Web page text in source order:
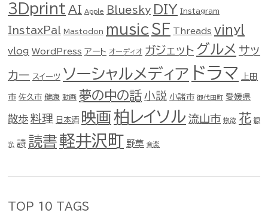
3Dprint AI Apple Bluesky DIY Instagram
InstaxPal Mastodon music SF Threads vinyl
vlog WordPress アート オーディオ ガジェット グルメ サッ
カー スイーツ ソーシャルメディア ドラマ 上田
市 佐久市 健康 動画 夢の中の話 小説 小諸市 御代田町 愛媛県
散歩 料理 日本酒 映画 柏レイソル 流山市 物欲 花 観
光 詩 読書軽井沢町 野草 音楽
TOP 10 TAGS